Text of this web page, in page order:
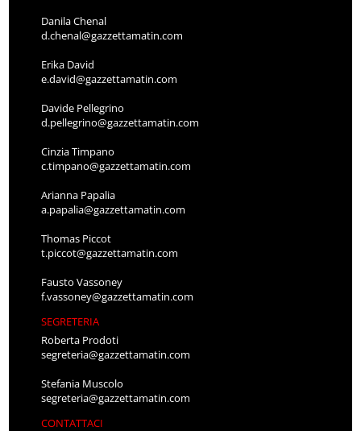
Danila Chenal
d.chenal@gazzettamatin.com
Erika David
e.david@gazzettamatin.com
Davide Pellegrino
d.pellegrino@gazzettamatin.com
Cinzia Timpano
c.timpano@gazzettamatin.com
Arianna Papalia
a.papalia@gazzettamatin.com
Thomas Piccot
t.piccot@gazzettamatin.com
Fausto Vassoney
f.vassoney@gazzettamatin.com
SEGRETERIA
Roberta Prodoti
segreteria@gazzettamatin.com
Stefania Muscolo
segreteria@gazzettamatin.com
CONTATTACI